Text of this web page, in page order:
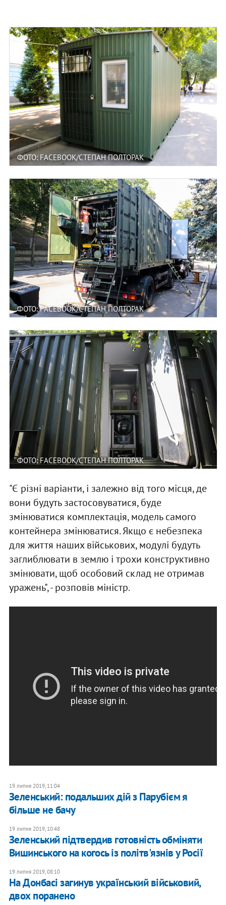
ФОТО: FACEBOOK/СТЕПАН ПОЛТОРАК
ФОТО: FACEBOOK/СТЕПАН ПОЛТОРАК
ФОТО: FACEBOOK/СТЕПАН ПОЛТОРАК
"Є різні варіанти, і залежно від того місця, де
вони будуть застосовуватися, буде
змінюватися комплектація, модель самого
контейнера змінюватися. Якщо є небезпека
для життя наших військових, модулі будуть
заглиблювати в землю і трохи конструктивно
змінювати, щоб особовий склад не отримав
уражень", - розповів міністр.
19 липня 2019, 11:04
Зеленський: подальших дій з Парубієм я
більше не бачу
19 липня 2019, 10:48
Зеленський підтвердив готовність обміняти
Вишинського на когось із політв'язнів у Росії
19 липня 2019, 08:10
На Донбасі загинув український військовий,
двох поранено